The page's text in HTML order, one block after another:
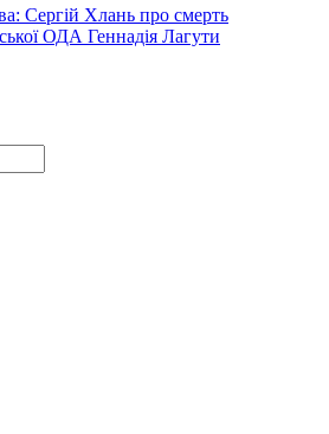
Сергій Хлань про смерть
ОДА Геннадія Лагути